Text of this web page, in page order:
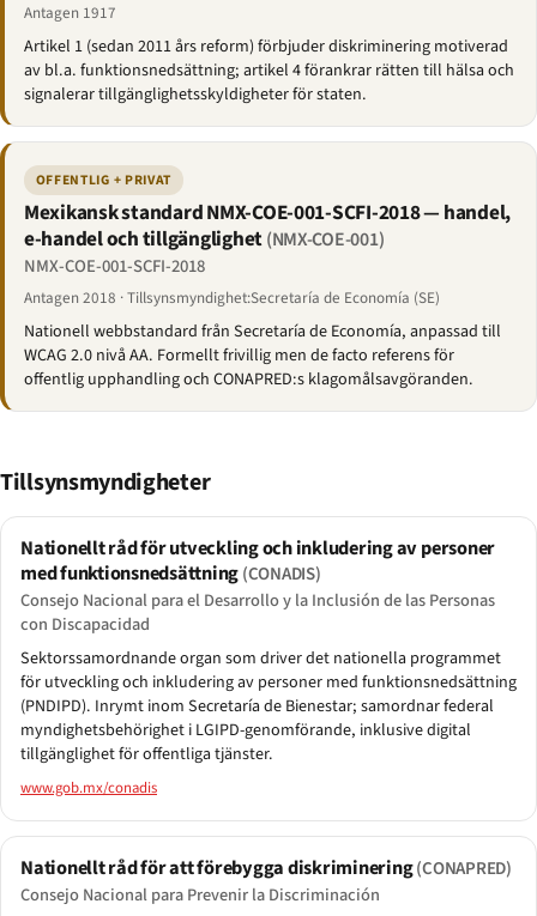
Antagen 1917
Artikel 1 (sedan 2011 års reform) förbjuder diskriminering motiverad
av bl.a. funktionsnedsättning; artikel 4 förankrar rätten till hälsa och
signalerar tillgänglighetsskyldigheter för staten.
OFFENTLIG + PRIVAT
Mexikansk standard NMX-COE-001-SCFI-2018 — handel,
e-handel och tillgänglighet(NMX-COE-001)
NMX-COE-001-SCFI-2018
Antagen 2018 · Tillsynsmyndighet:Secretaría de Economía (SE)
Nationell webbstandard från Secretaría de Economía, anpassad till
WCAG 2.0 nivå AA. Formellt frivillig men de facto referens för
offentlig upphandling och CONAPRED:s klagomålsavgöranden.
Tillsynsmyndigheter
Nationellt råd för utveckling och inkludering av personer
med funktionsnedsättning(CONADIS)
Consejo Nacional para el Desarrollo y la Inclusión de las Personas
con Discapacidad
Sektorssamordnande organ som driver det nationella programmet
för utveckling och inkludering av personer med funktionsnedsättning
(PNDIPD). Inrymt inom Secretaría de Bienestar; samordnar federal
myndighetsbehörighet i LGIPD-genomförande, inklusive digital
tillgänglighet för offentliga tjänster.
www.gob.mx/conadis
Nationellt råd för att förebygga diskriminering(CONAPRED)
Consejo Nacional para Prevenir la Discriminación